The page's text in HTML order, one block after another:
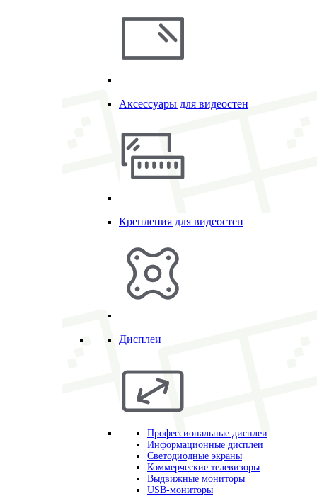
Аксессуары для видеостен
Крепления для видеостен
Дисплеи
Профессиональные дисплеи
Информационные дисплеи
Светодиодные экраны
Коммерческие телевизоры
Выдвижные мониторы
USB-мониторы